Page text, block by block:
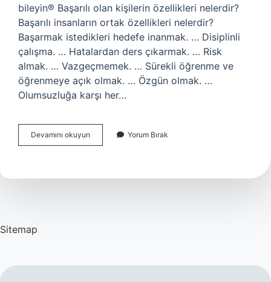
bileyin® Başarılı olan kişilerin özellikleri nelerdir?
Başarılı insanların ortak özellikleri nelerdir?
Başarmak istedikleri hedefe inanmak. … Disiplinli
çalışma. … Hatalardan ders çıkarmak. … Risk
almak. … Vazgeçmemek. … Sürekli öğrenme ve
öğrenmeye açık olmak. … Özgün olmak. …
Olumsuzluğa karşı her…
Devamını okuyun
Insanların
Yorum Bırak
Sitemap